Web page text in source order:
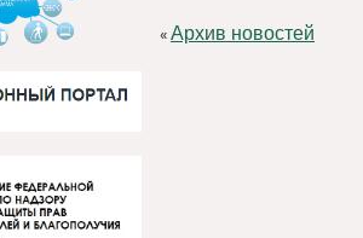
«Архив новостей